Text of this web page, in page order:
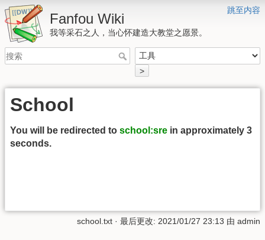
跳至内容
Fanfou Wiki
我等采石之人，当心怀建造大教堂之愿景。
>
School
You will be redirected to school:sre in approximately 3
seconds.
school.txt · 最后更改: 2021/01/27 23:13 由 admin